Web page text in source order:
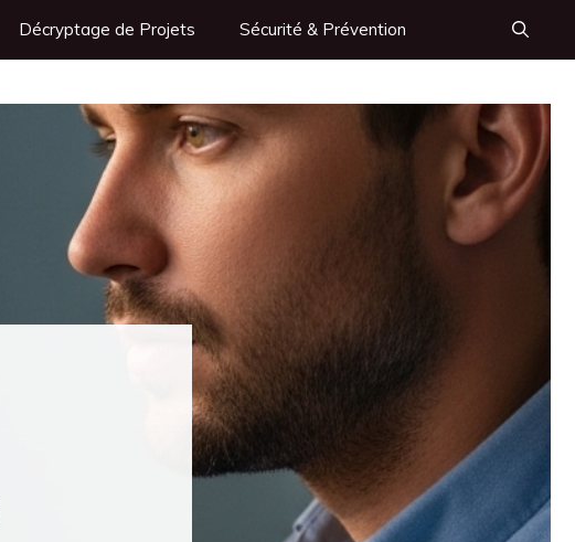
Décryptage de Projets Sécurité & Prévention